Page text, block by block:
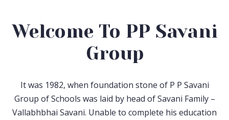
Welcome To PP Savani
Group
It was 1982, when foundation stone of P P Savani
Group of Schools was laid by head of Savani Family –
Vallabhbhai Savani. Unable to complete his education